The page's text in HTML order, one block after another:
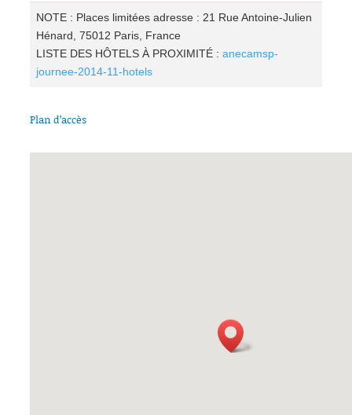
NOTE : Places limitées adresse : 21 Rue Antoine-Julien
Hénard, 75012 Paris, France
LISTE DES HÔTELS À PROXIMITÉ :anecamsp-
journee-2014-11-hotels
Plan d’accès